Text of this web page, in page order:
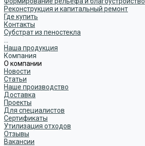
Реконструкция и капитальный ремонт
Где купить
Контакты
Субстрат из пеностекла
Наша продукция
Компания
О компании
Новости
Статьи
Наше производство
Доставка
Проекты
Для специалистов
Сертификаты
Утилизация отходов
Отзывы
Вакансии